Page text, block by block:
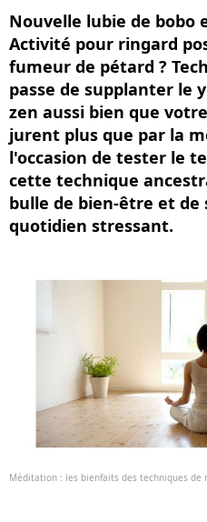
Nouvelle lubie de bobo
Activité pour ringard
fumeur de pétard ?
passe de supplanter le
zen aussi bien que
jurent plus que par la
l'occasion de tester le
cette technique
bulle de bien-être et
quotidien stressant.
Méditation : les bienfaits des techniques de